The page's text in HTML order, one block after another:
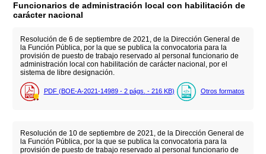
Funcionarios de administración local con habilitación de
carácter nacional
Resolución de 6 de septiembre de 2021, de la Dirección General de
la Función Pública, por la que se publica la convocatoria para la
provisión de puesto de trabajo reservado al personal funcionario de
administración local con habilitación de carácter nacional, por el
sistema de libre designación.
PDF (BOE-A-2021-14989 - 2 págs. - 216 KB) Otros formatos
Resolución de 10 de septiembre de 2021, de la Dirección General de
la Función Pública, por la que se publica la convocatoria para la
provisión de puesto de trabajo reservado al personal funcionario de